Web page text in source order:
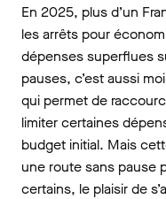
En 2025, plus d’un
les arrêts pour
dépenses superflues
pauses, c’est aussi
qui permet de
limiter certaines
budget initial. Mais
une route sans pause
certains, le plaisir de